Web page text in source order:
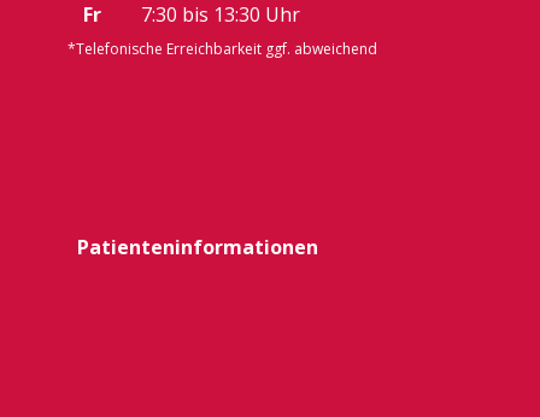
Fr
7:30 bis 13:30 Uhr
*Telefonische Erreichbarkeit ggf. abweichend
Patienteninformationen